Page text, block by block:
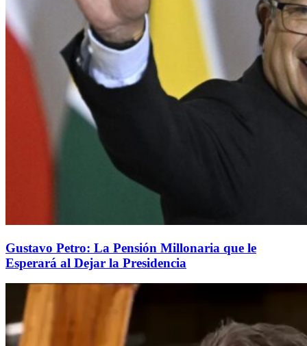
Gustavo Petro: La Pensión Millonaria que le
Esperará al Dejar la Presidencia